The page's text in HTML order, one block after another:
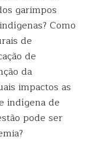
garimpos
Como
de
de
da
impactos as
indígena de
pode ser